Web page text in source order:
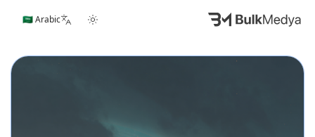
🇸🇦 Arabic